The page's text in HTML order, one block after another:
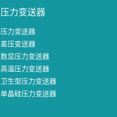
压力变送器
压力变送器
差压变送器
数显压力变送器
高温压力变送器
卫生型压力变送器
单晶硅压力变送器